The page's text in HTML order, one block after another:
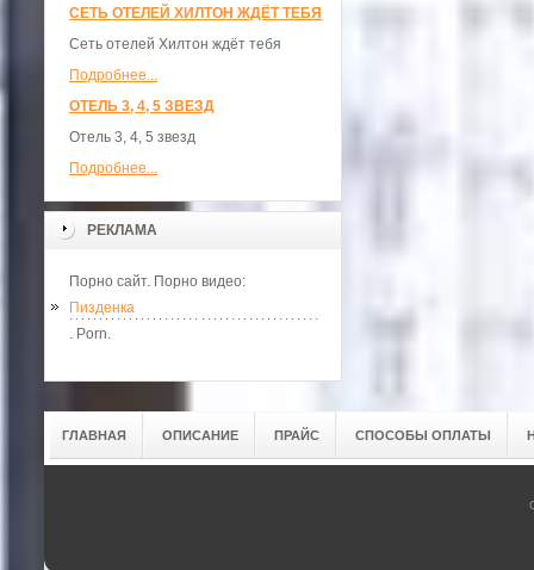
СЕТЬ ОТЕЛЕЙ ХИЛТОН ЖДЁТ ТЕБЯ
Сеть отелей Хилтон ждёт тебя
Подробнее...
ОТЕЛЬ 3, 4, 5 ЗВЕЗД
Отель 3, 4, 5 звезд
Подробнее...
РЕКЛАМА
Порно сайт. Порно видео:
Пизденка
. Porn.
ГЛАВНАЯ ОПИСАНИЕ ПРАЙС СПОСОБЫ ОПЛАТЫ